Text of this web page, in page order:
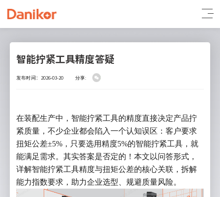
智能拧紧工具精度答疑
发布时间：2026-03-20 分享:
在装配生产中，智能拧紧工具的精度直接决定产品拧
紧质量，不少企业都会陷入一个认知误区：客户要求
扭矩公差±5%，只要选用精度5%的智能拧紧工具，就
能满足需求。其实答案是否定的！本文以问答形式，
详解智能拧紧工具精度与扭矩公差的核心关联，拆解
能力指数要求，助力企业选型、规避质量风险。